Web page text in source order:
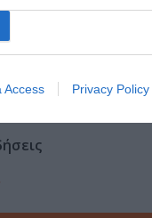
Access Privacy Policy